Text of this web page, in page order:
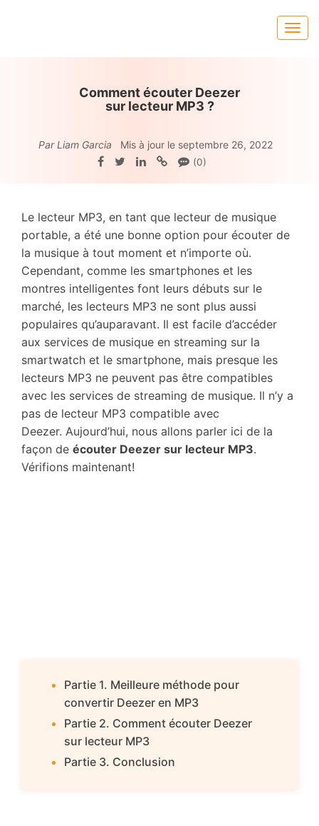
Comment écouter Deezer
sur lecteur MP3 ?
Par Liam Garcia Mis à jour le septembre 26, 2022
(0)
Le lecteur MP3, en tant que lecteur de musique
portable, a été une bonne option pour écouter de
la musique à tout moment et n’importe où.
Cependant, comme les smartphones et les
montres intelligentes font leurs débuts sur le
marché, les lecteurs MP3 ne sont plus aussi
populaires qu’auparavant. Il est facile d’accéder
aux services de musique en streaming sur la
smartwatch et le smartphone, mais presque les
lecteurs MP3 ne peuvent pas être compatibles
avec les services de streaming de musique. Il n’y a
pas de lecteur MP3 compatible avec
Deezer. Aujourd’hui, nous allons parler ici de la
façon de écouter Deezer sur lecteur MP3.
Vérifions maintenant!
Partie 1. Meilleure méthode pour
convertir Deezer en MP3
Partie 2. Comment écouter Deezer
sur lecteur MP3
Partie 3. Conclusion